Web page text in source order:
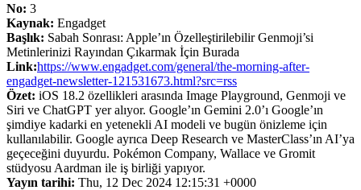
No: 3
Kaynak: Engadget
Başlık: Sabah Sonrası: Apple’ın Özelleştirilebilir Genmoji’si
Metinlerinizi Rayından Çıkarmak İçin Burada
Link:https://www.engadget.com/general/the-morning-after-
engadget-newsletter-121531673.html?src=rss
Özet: iOS 18.2 özellikleri arasında Image Playground, Genmoji ve
Siri ve ChatGPT yer alıyor. Google’ın Gemini 2.0’ı Google’ın
şimdiye kadarki en yetenekli AI modeli ve bugün önizleme için
kullanılabilir. Google ayrıca Deep Research ve MasterClass’ın AI’ya
geçeceğini duyurdu. Pokémon Company, Wallace ve Gromit
stüdyosu Aardman ile iş birliği yapıyor.
Yayın tarihi: Thu, 12 Dec 2024 12:15:31 +0000